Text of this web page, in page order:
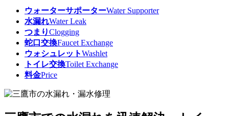
ウォーターサポーターWater Supporter
水漏れWater Leak
つまりClogging
蛇口交換Faucet Exchange
ウォシュレットWashlet
トイレ交換Toilet Exchange
料金Price